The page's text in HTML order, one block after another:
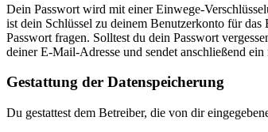
Dein Passwort wird mit einer Einwege-
ist dein Schlüssel zu deinem Benutzerkonto für
Passwort fragen. Solltest du dein Passwort
deiner E-Mail-Adresse und sendet anschließend
Gestattung der Datenspeicherung
Du gestattest dem Betreiber, die von dir